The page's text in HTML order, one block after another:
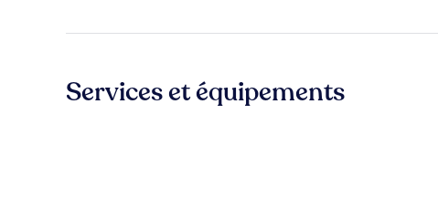
Services et équipements